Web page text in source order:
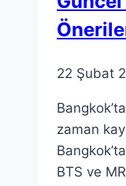
22 Şubat
zaman
BTS ve